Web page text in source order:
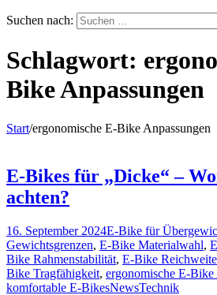
Suchen nach:
Schlagwort:
Bike Anpassungen
Start/ergonomische E-Bike Anpassungen
E-Bikes für „Dicke“ –
achten?
16. September 2024E-Bike für
Gewichtsgrenzen, E-Bike Materialwahl,
Bike Rahmenstabilität, E-Bike Reichweite
Bike Tragfähigkeit, ergonomische E-Bike
komfortable E-BikesNewsTechnik